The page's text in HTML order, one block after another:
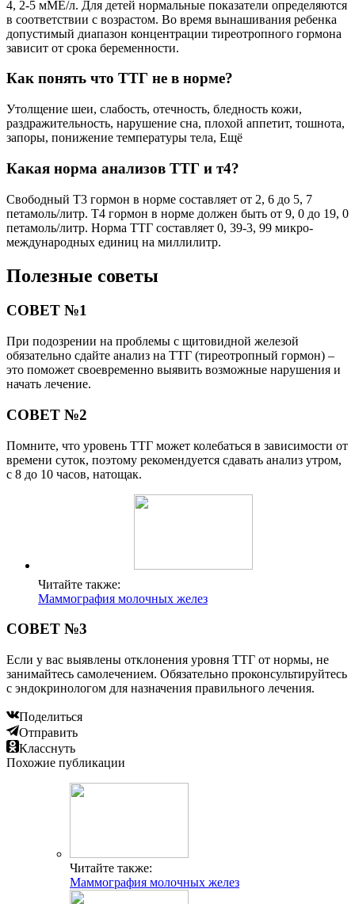
4, 2-5 мМЕ/л. Для детей нормальные показатели определяются
в соответствии с возрастом. Во время вынашивания ребенка
допустимый диапазон концентрации тиреотропного гормона
зависит от срока беременности.
Как понять что ТТГ не в норме?
Утолщение шеи, слабость, отечность, бледность кожи,
раздражительность, нарушение сна, плохой аппетит, тошнота,
запоры, понижение температуры тела, Ещё
Какая норма анализов ТТГ и т4?
Свободный Т3 гормон в норме составляет от 2, 6 до 5, 7
петамоль/литр. Т4 гормон в норме должен быть от 9, 0 до 19, 0
петамоль/литр. Норма ТТГ составляет 0, 39-3, 99 микро-
международных единиц на миллилитр.
Полезные советы
СОВЕТ №1
При подозрении на проблемы с щитовидной железой
обязательно сдайте анализ на ТТГ (тиреотропный гормон) –
это поможет своевременно выявить возможные нарушения и
начать лечение.
СОВЕТ №2
Помните, что уровень ТТГ может колебаться в зависимости от
времени суток, поэтому рекомендуется сдавать анализ утром,
с 8 до 10 часов, натощак.
Читайте также:
Маммография молочных желез
СОВЕТ №3
Если у вас выявлены отклонения уровня ТТГ от нормы, не
занимайтесь самолечением. Обязательно проконсультируйтесь
с эндокринологом для назначения правильного лечения.
Поделиться
Отправить
Класснуть
Похожие публикации
Читайте также:
Маммография молочных желез